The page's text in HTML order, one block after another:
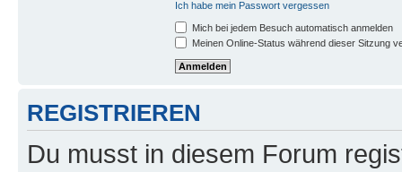
Ich habe mein Passwort vergessen
Mich bei jedem Besuch automatisch anmelden
Meinen Online-Status während dieser Sitzung
REGISTRIEREN
Du musst in diesem Forum